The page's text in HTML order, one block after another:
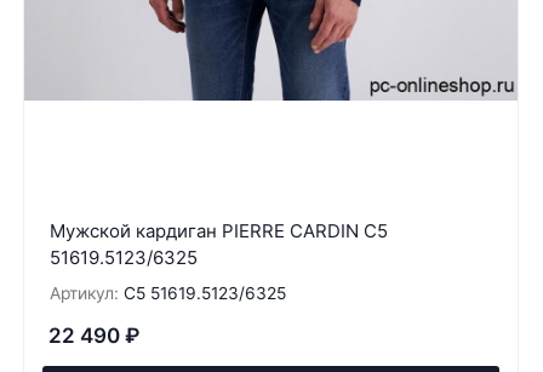
Мужской кардиган PIERRE CARDIN C5
51619.5123/6325
Артикул: C5 51619.5123/6325
22 490 ₽